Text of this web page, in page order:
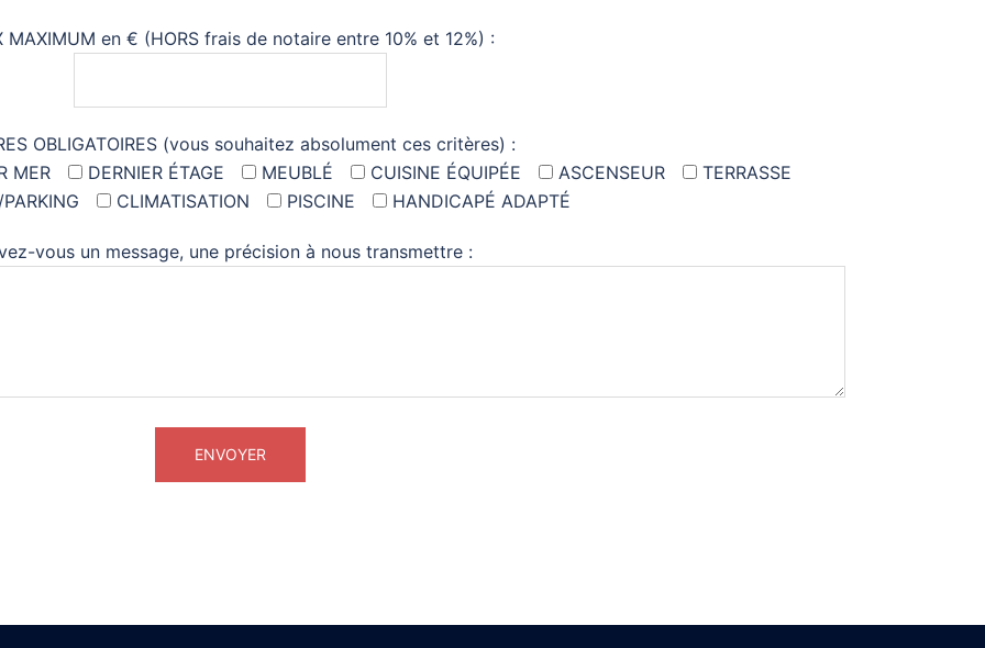
MAXIMUM en € (HORS frais de notaire entre 10% et 12%) :
OBLIGATOIRES (vous souhaitez absolument ces critères) :
MER DERNIER ÉTAGE MEUBLÉ CUISINE ÉQUIPÉE ASCENSEUR
TERRASSE
CLIMATISATION PISCINE HANDICAPÉ ADAPTÉ
vous un message, une précision à nous transmettre :